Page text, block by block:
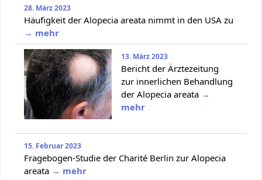
28. März 2023
Häufigkeit der Alopecia areata nimmt in den USA zu
→ mehr
13. März 2023
Bericht der Ärztezeitung
zur innerlichen Behandlung
der Alopecia areata →
mehr
15. Februar 2023
Fragebogen-Studie der Charité Berlin zur Alopecia
areata → mehr